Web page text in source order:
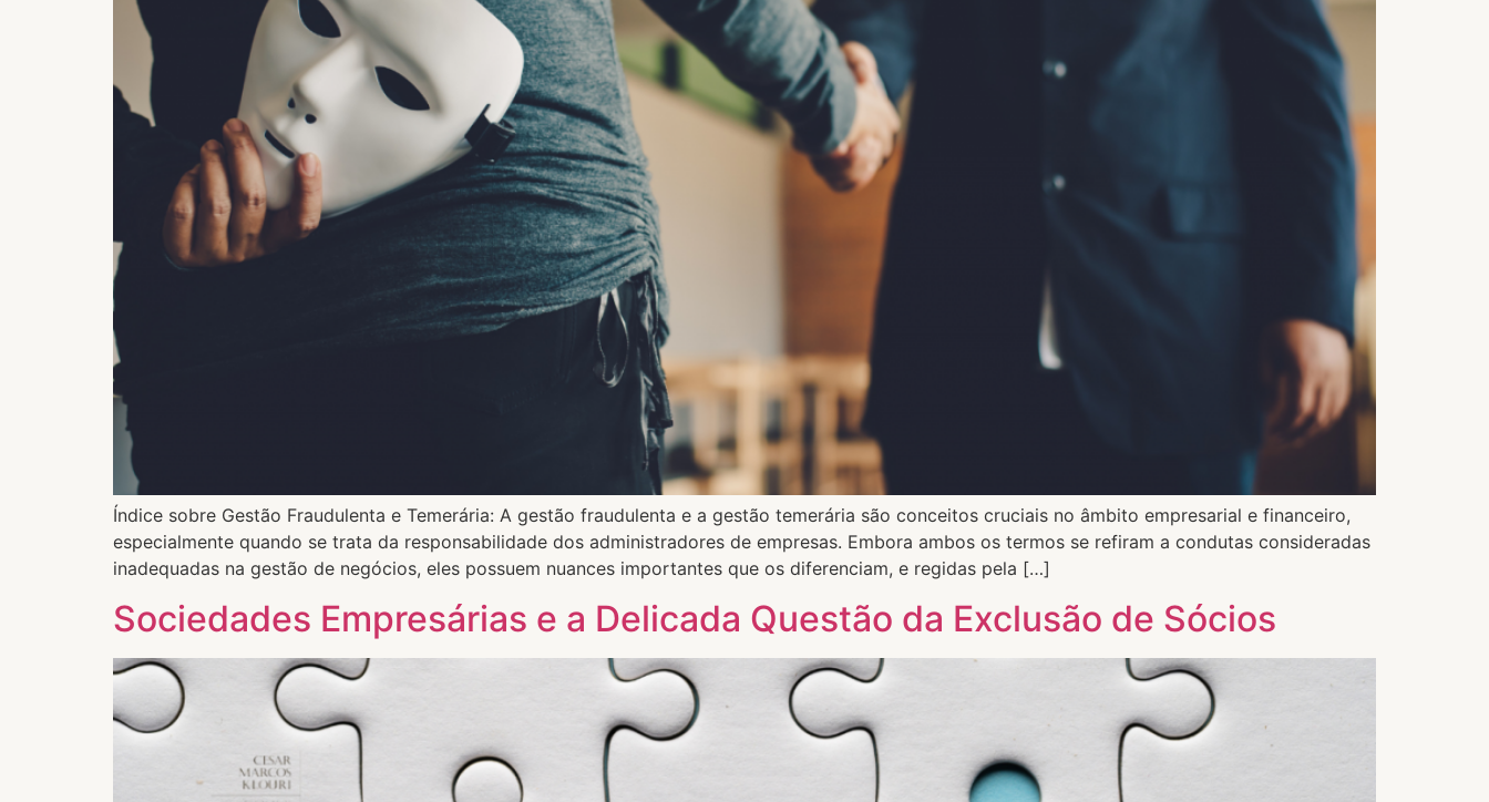
Índice sobre Gestão Fraudulenta e Temerária: A gestão fraudulenta e a gestão temerária são conceitos cruciais no âmbito empresarial e financeiro,
especialmente quando se trata da responsabilidade dos administradores de empresas. Embora ambos os termos se refiram a condutas consideradas
inadequadas na gestão de negócios, eles possuem nuances importantes que os diferenciam, e regidas pela […]
Sociedades Empresárias e a Delicada Questão da Exclusão de Sócios